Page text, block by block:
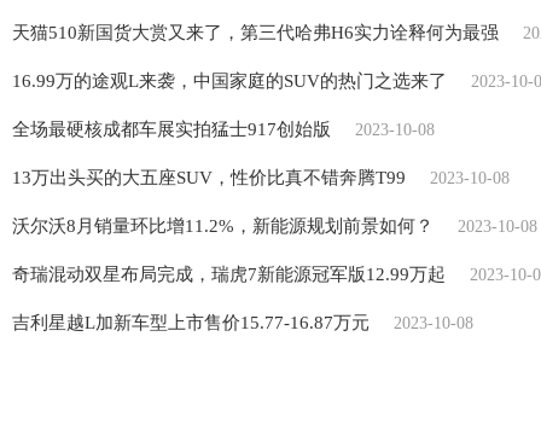
天猫510新国货大赏又来了，第三代哈弗H6实力诠释何为最强
16.99万的途观L来袭，中国家庭的SUV的热门之选来了 2023-10-
全场最硬核成都车展实拍猛士917创始版 2023-10-08
13万出头买的大五座SUV，性价比真不错奔腾T99 2023-10-08
沃尔沃8月销量环比增11.2%，新能源规划前景如何？ 2023-10-08
奇瑞混动双星布局完成，瑞虎7新能源冠军版12.99万起 2023-10-
吉利星越L加新车型上市售价15.77-16.87万元 2023-10-08